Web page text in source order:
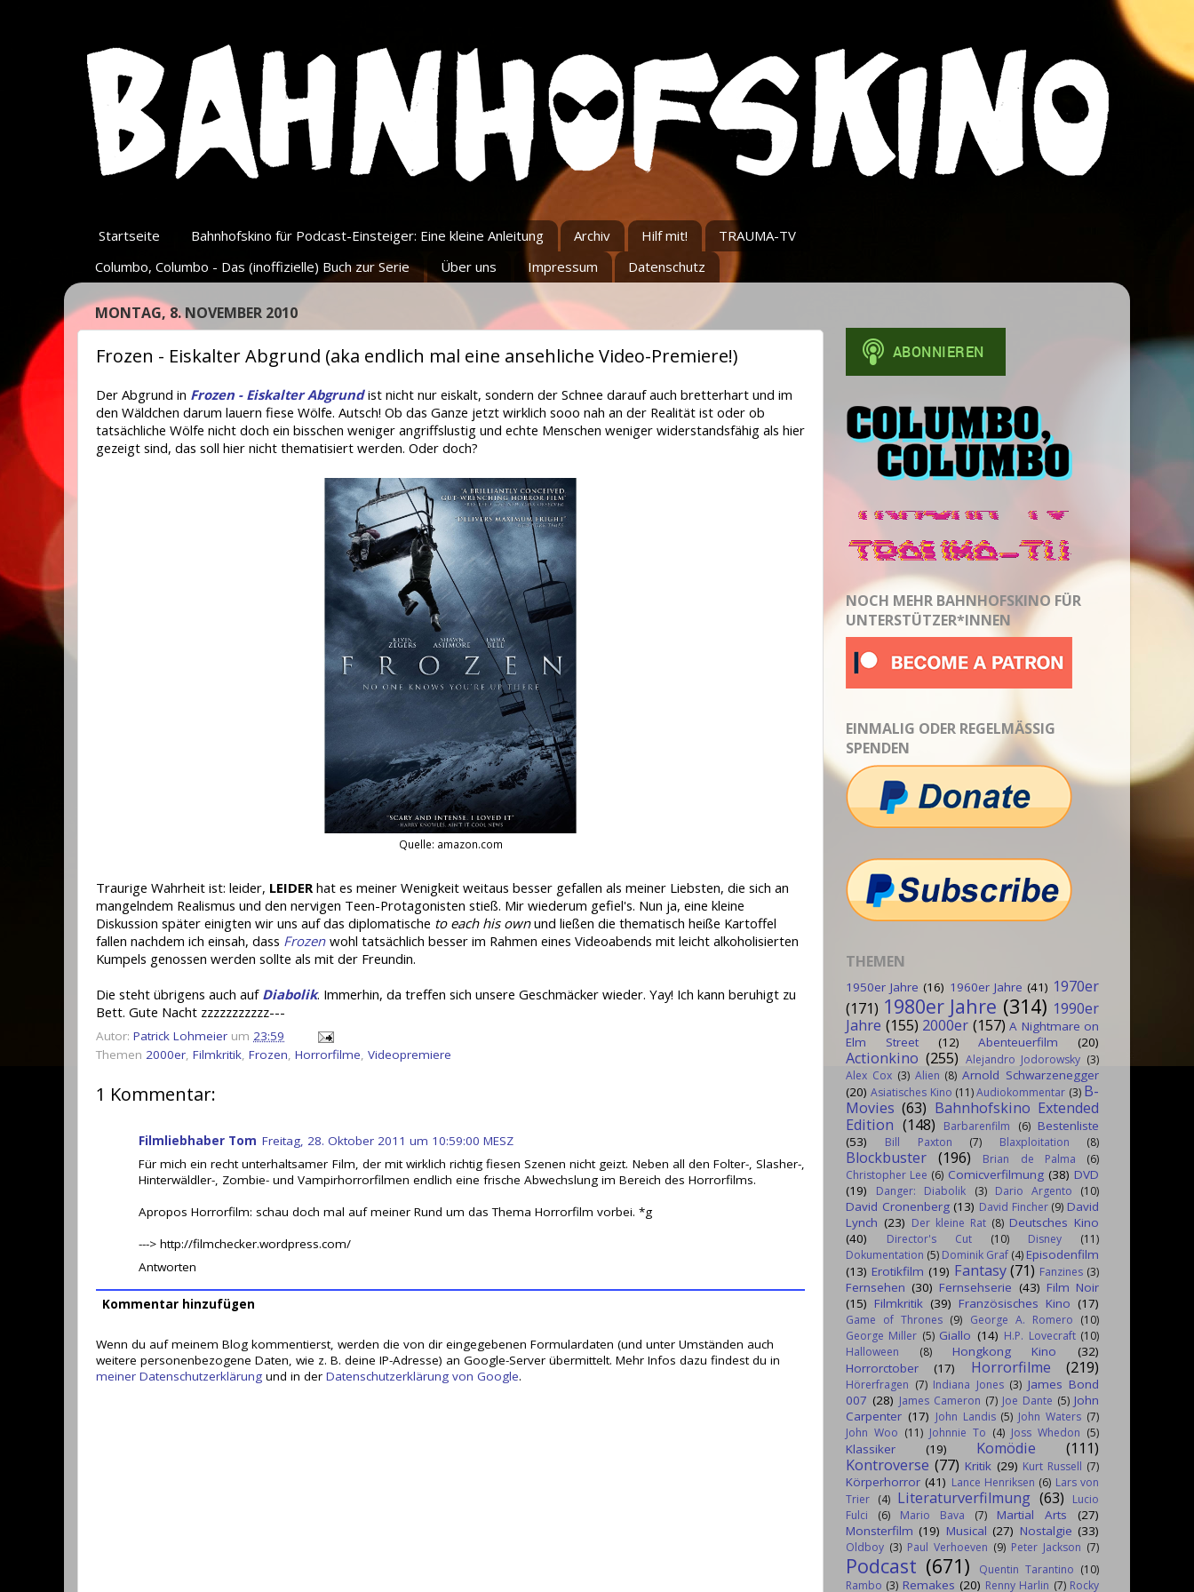
Startseite Bahnhofskino für Podcast-Einsteiger: Eine kleine Anleitung Archiv Hilf mit!
TRAUMA-TV
Columbo, Columbo - Das (inoffizielle) Buch zur Serie
Über uns Impressum Datenschutz
MONTAG, 8. NOVEMBER 2010
Frozen - Eiskalter Abgrund (aka endlich mal eine ansehliche Video-Premiere!)
Der Abgrund in Frozen - Eiskalter Abgrundist nicht nur eiskalt, sondern der Schnee darauf auch bretterhart und im
den Wäldchen darum lauern fiese Wölfe. Autsch! Ob das Ganze jetzt wirklich sooo nah an der Realität ist oder ob
tatsächliche Wölfe nicht doch ein bisschen weniger angriffslustig und echte Menschen weniger widerstandsfähig als hier
gezeigt sind, das soll hier nicht thematisiert werden. Oder doch?
Quelle: amazon.com
Traurige Wahrheit ist: leider, LEIDERhat es meiner Wenigkeit weitaus besser gefallen als meiner Liebsten, die sich an
mangelndem Realismus und den nervigen Teen-Protagonisten stieß. Mir wiederum gefiel's. Nun ja, eine kleine
Diskussion später einigten wir uns auf das diplomatische to each his ownund ließen die thematisch heiße Kartoffel
fallen nachdem ich einsah, dass Frozen wohl tatsächlich besser im Rahmen eines Videoabends mit leicht alkoholisierten
Kumpels genossen werden sollte als mit der Freundin.
Die steht übrigens auch auf Diabolik. Immerhin, da treffen sich unsere Geschmäcker wieder. Yay! Ich kann beruhigt zu
Bett. Gute Nacht zzzzzzzzzzz---
Autor: Patrick Lohmeier um 23:59
Themen 2000er, Filmkritik, Frozen, Horrorfilme, Videopremiere
1 Kommentar:
Filmliebhaber Tom Freitag, 28. Oktober 2011 um 10:59:00 MESZ
Für mich ein recht unterhaltsamer Film, der mit wirklich richtig fiesen Szenen nicht geizt. Neben all den Folter-, Slasher-,
Hinterwäldler-, Zombie- und Vampirhorrorfilmen endlich eine frische Abwechslung im Bereich des Horrorfilms.
Apropos Horrorfilm: schau doch mal auf meiner Rund um das Thema Horrorfilm vorbei. *g
---> http://filmchecker.wordpress.com/
Antworten
Kommentar hinzufügen
Wenn du auf meinem Blog kommentierst, werden die von dir eingegebenen Formulardaten (und unter Umständen auch
weitere personenbezogene Daten, wie z. B. deine IP-Adresse) an Google-Server übermittelt. Mehr Infos dazu findest du in
meiner Datenschutzerklärung und in der Datenschutzerklärung von Google.
NOCH MEHR BAHNHOFSKINO FÜR
UNTERSTÜTZER*INNEN
EINMALIG ODER REGELMÄSSIG S
PENDEN
THEMEN
1950er Jahre (16) 1960er Jahre (41) 1970er
(171) 1980er Jahre (314) 1990er
Jahre (155) 2000er (157) A Nightmare on
Elm Street
(12) Abenteuerfilm (20)
Actionkino (255) Alejandro Jodorowsky (3)
Alex Cox (3) Alien (8) Arnold Schwarzenegger
(20) Asiatisches Kino (11)Audiokommentar (3) B-
Movies (63) Bahnhofskino Extended
Edition (148) Barbarenfilm (6) Bestenliste
(53)
Bill Paxton (7) Blaxploitation (8)
Blockbuster (196) Brian de Palma
(6)
Christopher Lee (6) Comicverfilmung (38) DVD
(19)
Danger: Diabolik (3) Dario Argento (10)
David Cronenberg (13) David Fincher (9) David
Lynch (23) Der kleine Rat (8) Deutsches Kino
(40)
Director's Cut (10) Disney
(11)
Dokumentation (5) Dominik Graf (4) Episodenfilm
(13) Erotikfilm (19) Fantasy (71) Fanzines (3)
Fernsehen (30) Fernsehserie (43) Film Noir
(15) Filmkritik (39) Französisches Kino (17)
Game of Thrones (9) George A. Romero (10)
George Miller (5) Giallo (14) H.P. Lovecraft (10)
Halloween
(8) Hongkong Kino
(32)
Horrorctober
(17) Horrorfilme (219)
Hörerfragen (7) Indiana Jones (3) James Bond
007 (28) James Cameron (7) Joe Dante (5) John
Carpenter (17) John Landis (5) John Waters (7)
John Woo (11) Johnnie To (4) Joss Whedon (5)
Klassiker (19) Komödie
(111)
Kontroverse (77) Kritik (29) Kurt Russell (7)
Körperhorror (41) Lance Henriksen (6) Lars von
Trier (4) Literaturverfilmung (63)
Lucio
Fulci
(6) Mario Bava (7) Martial Arts
(27)
Monsterfilm (19) Musical (27) Nostalgie (33)
Oldboy (3) Paul Verhoeven (9) Peter Jackson (7)
Podcast (671) Quentin Tarantino (10)
Rambo (3) Remakes (20) Renny Harlin (7) Rocky